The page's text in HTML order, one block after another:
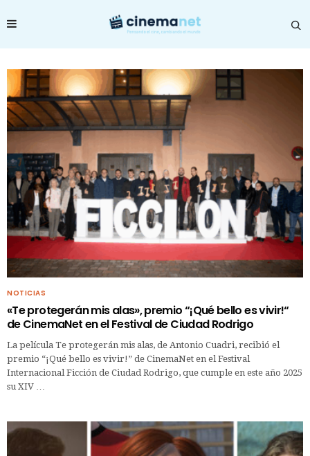
NOTICIAS
«Te protegerán mis alas», premio “¡Qué bello es vivir!“
de CinemaNet en el Festival de Ciudad Rodrigo
La película Te protegerán mis alas, de Antonio Cuadri, recibió el
premio “¡Qué bello es vivir!” de CinemaNet en el Festival
Internacional Ficción de Ciudad Rodrigo, que cumple en este año 2025
su XIV …